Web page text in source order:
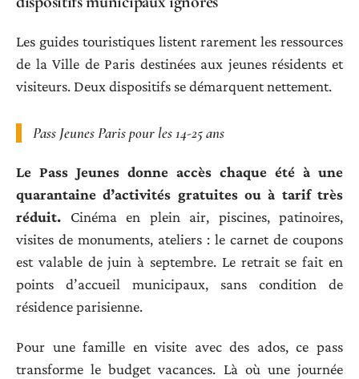
Les guides touristiques listent rarement les ressources
de la Ville de Paris destinées aux jeunes résidents et
visiteurs. Deux dispositifs se démarquent nettement.
Pass Jeunes Paris pour les 14-25 ans
Le Pass Jeunes donne accès chaque été à une
quarantaine d’activités gratuites ou à tarif très
réduit. Cinéma en plein air, piscines, patinoires,
visites de monuments, ateliers : le carnet de coupons
est valable de juin à septembre. Le retrait se fait en
points d’accueil municipaux, sans condition de
résidence parisienne.
Pour une famille en visite avec des ados, ce pass
transforme le budget vacances. Là où une journée